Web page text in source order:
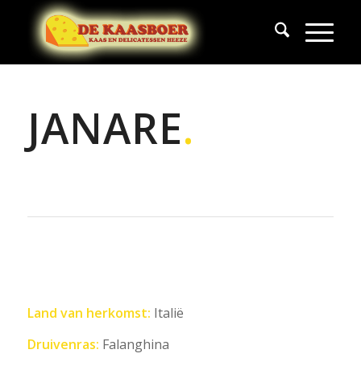
JANARE.
Land van herkomst: Italië
Druivenras: Falanghina